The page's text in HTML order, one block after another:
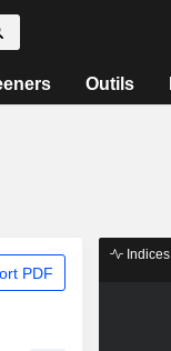
Outils
PDF
Indices